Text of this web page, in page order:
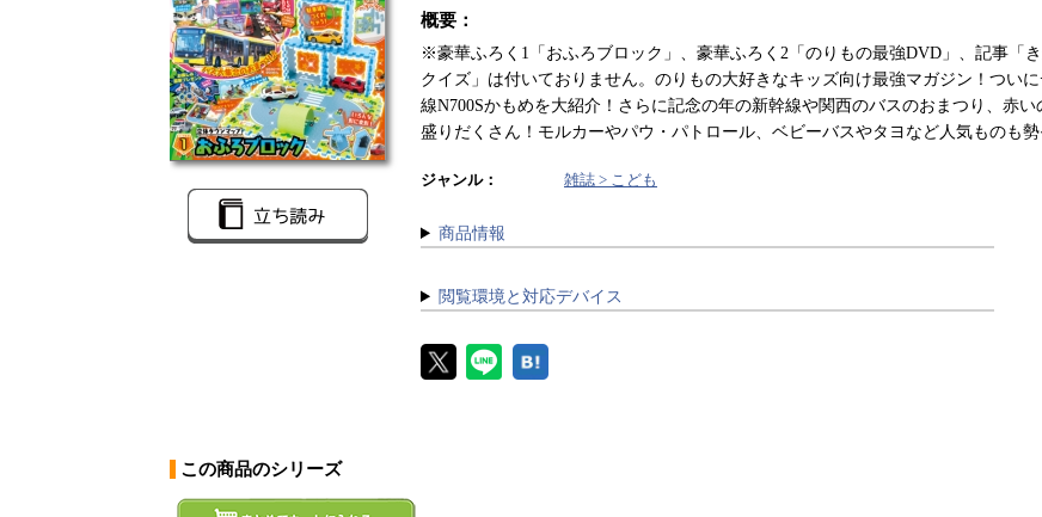
概要：
※豪華ふろく1「おふろブロック」、豪華ふろく2「のりもの最強DVD」、記事「
クイズ」は付いておりません。のりもの大好きなキッズ向け最強マガジン！つい
線N700Sかもめを大紹介！さらに記念の年の新幹線や関西のバスのおまつり、赤
盛りだくさん！モルカーやパウ・パトロール、ベビーバスやタヨなど人気ものも勢
ジャンル： 雑誌 > こども
商品情報
閲覧環境と対応デバイス
この商品のシリーズ